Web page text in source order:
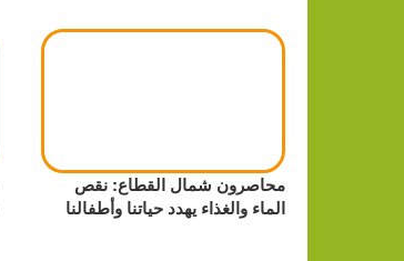
محاصرون شمال القطاع: نقص
الماء والغذاء يهدد حياتنا وأطفالنا